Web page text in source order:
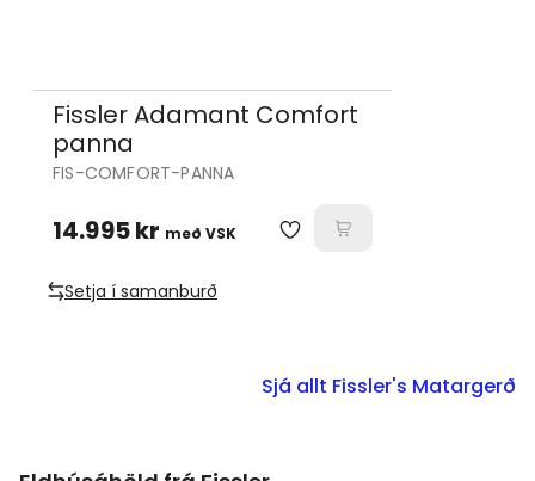
Fissler Adamant Comfort
panna
FIS-COMFORT-PANNA
14.995 kr með VSK
Setja í samanburð
Sjá allt Fissler's Matargerð